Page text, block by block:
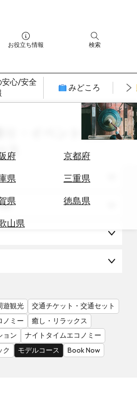
お役立ち情報 検索
安心/安全
みどころ
府
京都府
県
三重県
県
徳島県
山県
り・イベント体験 ×
ス
験
遊観光
交通チケット・交通セット
ノミー
癒し・リラックス
ョン
ナイトタイムエコノミー
ク モデルコース Book Now